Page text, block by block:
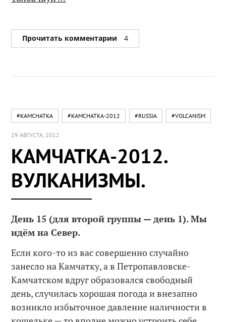
Прочитать комментарии 4
#KAMCHATKA #KAMCHATKA-2012 #RUSSIA #VOLCANISM
29 АВГУСТА, 2012
КАМЧАТКА-2012.
ВУЛКАНИЗМЫ.
День 15 (для второй группы — день 1). Мы
идём на Север.
Если кого-то из вас совершенно случайно
занесло на Камчатку, а в Петропавловске-
Камчатском вдруг образовался свободный
день, случилась хорошая погода и внезапно
возникло избыточное давление наличности в